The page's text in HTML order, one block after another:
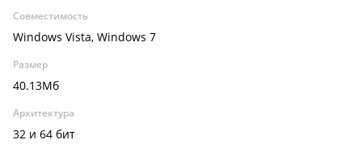
Совместимость
Windows Vista, Windows 7
Размер
40.13Мб
Архитектура
32 и 64 бит